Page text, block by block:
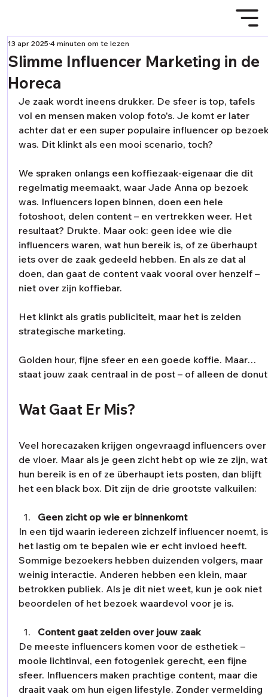
Slimme Influencer Marketing in de
Horeca
13 apr 2025 4 minuten om te lezen
Je zaak wordt ineens drukker. De sfeer is top, tafels
vol en mensen maken volop foto's. Je komt er later
achter dat er een super populaire influencer op
was. Dit klinkt als een mooi scenario, toch?
We spraken onlangs een koffiezaak-eigenaar die dit
regelmatig meemaakt, waar Jade Anna op bezoek
was. Influencers lopen binnen, doen een hele
fotoshoot, delen content – en vertrekken weer. Het
resultaat? Drukte. Maar ook: geen idee wie die
influencers waren, wat hun bereik is, of ze überhaupt
iets over de zaak gedeeld hebben. En als ze dat al
doen, dan gaat de content vaak vooral over henzelf –
niet over zijn koffiebar.
Het klinkt als gratis publiciteit, maar het is zelden
strategische marketing.
Golden hour, fijne sfeer en een goede koffie. Maar…
staat jouw zaak centraal in de post – of alleen de
Wat Gaat Er Mis?
Veel horecazaken krijgen ongevraagd influencers
de vloer. Maar als je geen zicht hebt op wie ze zijn,
hun bereik is en of ze überhaupt iets posten, dan blijft
het een black box. Dit zijn de drie grootste valkuilen:
Geen zicht op wie er binnenkomt
In een tijd waarin iedereen zichzelf influencer noemt,
het lastig om te bepalen wie er echt invloed heeft.
Sommige bezoekers hebben duizenden volgers, maar
weinig interactie. Anderen hebben een klein, maar
betrokken publiek. Als je dit niet weet, kun je ook niet
beoordelen of het bezoek waardevol voor je is.
Content gaat zelden over jouw zaak
De meeste influencers komen voor de esthetiek –
mooie lichtinval, een fotogeniek gerecht, een fijne
sfeer. Influencers maken prachtige content, maar die
draait vaak om hun eigen lifestyle. Zonder vermelding